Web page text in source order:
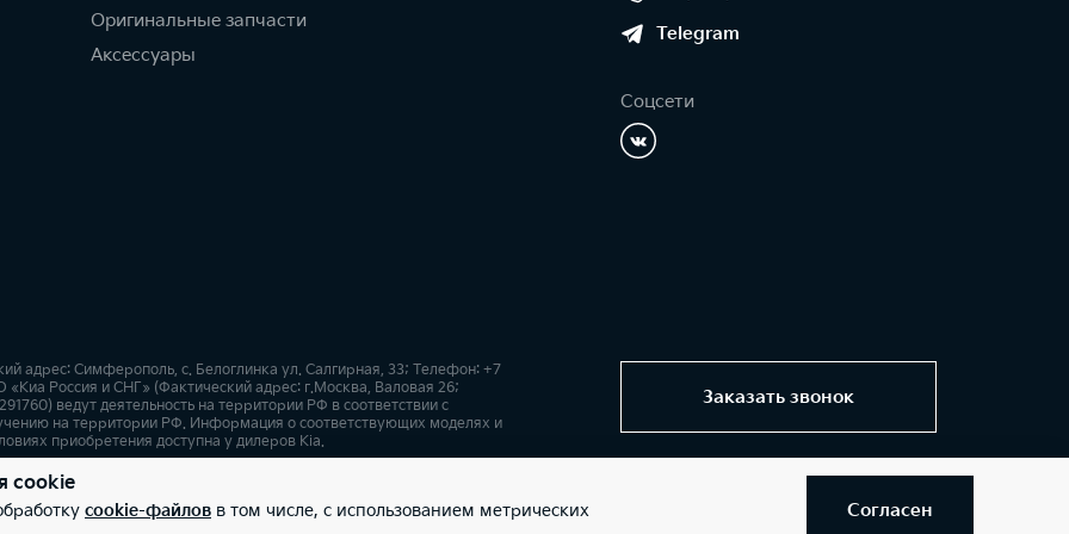
Оригинальные запчасти
Аксессуары
Telegram
Соцсети
Заказать звонок
адрес: Симферополь, с. Белоглинка ул. Салгирная, 33; Телефон: +7
Россия и СНГ» (Фактический адрес: г.Москва, Валовая 26;
ведут деятельность на территории РФ в соответствии с
на территории РФ. Информация о соответствующих моделях и
приобретения доступна у дилеров Kia.
Карта сайта
cookie
cookie-файлов в том числе, с использованием метрических
Согласен